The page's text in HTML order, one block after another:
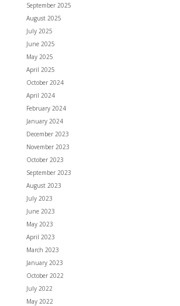
September 2025
August 2025
July 2025
June 2025
May 2025
April 2025
October 2024
April 2024
February 2024
January 2024
December 2023
November 2023
October 2023
September 2023
August 2023
July 2023
June 2023
May 2023
April 2023
March 2023
January 2023
October 2022
July 2022
May 2022